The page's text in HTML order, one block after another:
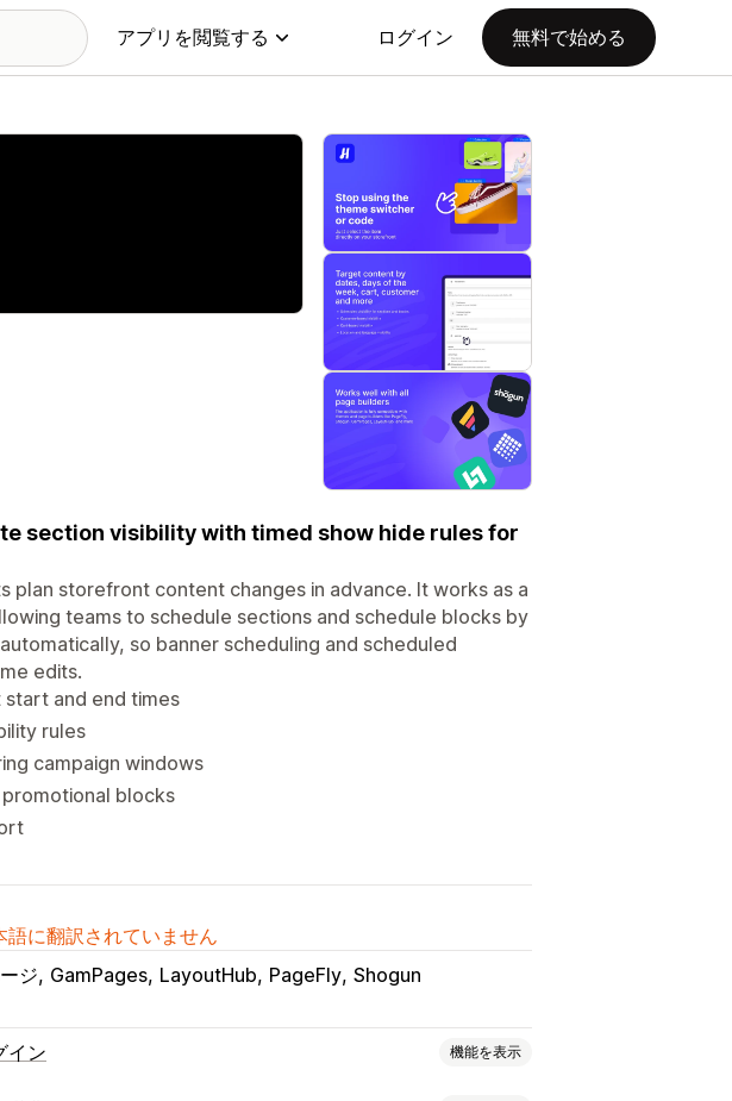
アプリを閲覧する ログイン 無料で始める
section visibility with timed show hide rules for
plan storefront content changes in advance. It works as a
teams to schedule sections and schedule blocks by
so banner scheduling and scheduled
edits.
and end times
rules
campaign windows
blocks
語に翻訳されていません
ジ GamPages LayoutHub PageFly Shogun
イン 機能を表示